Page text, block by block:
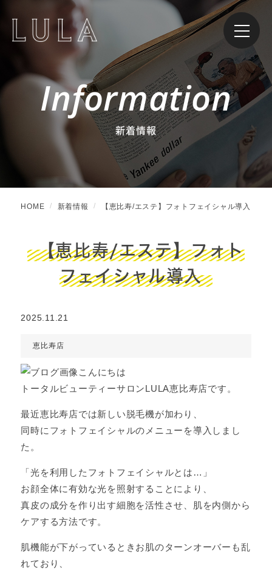
Information
新着情報
HOME 新着情報 【恵比寿/エステ】フォトフェイシャル導入
【恵比寿/エステ】フォト
フェイシャル導入
2025.11.21
恵比寿店
こんにちは
トータルビューティーサロンLULA恵比寿店です。
最近恵比寿店では新しい脱毛機が加わり、
同時にフォトフェイシャルのメニューを導入しまし
た。
「光を利用したフォトフェイシャルとは…」
お顔全体に有効な光を照射することにより、
真皮の成分を作り出す細胞を活性させ、肌を内側から
ケアする方法です。
肌機能が下がっているときお肌のターンオーバーも乱
れており、